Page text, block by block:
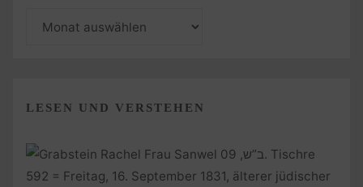
LESEN UND VERSTEHEN